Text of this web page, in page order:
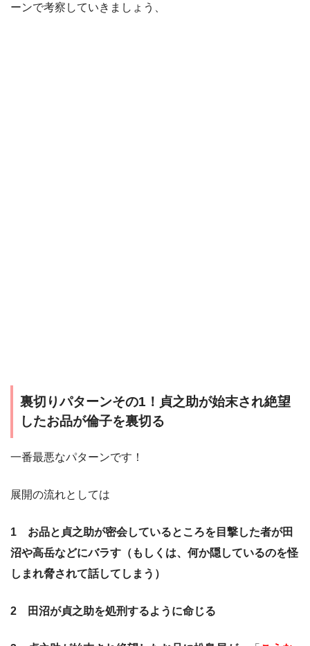
ーンで考察していきましょう、
裏切りパターンその1！貞之助が始末され絶望
したお品が倫子を裏切る
一番最悪なパターンです！
展開の流れとしては
1 お品と貞之助が密会しているところを目撃した者が田
沼や高岳などにバラす（もしくは、何か隠しているのを怪
しまれ脅されて話してしまう）
2 田沼が貞之助を処刑するように命じる